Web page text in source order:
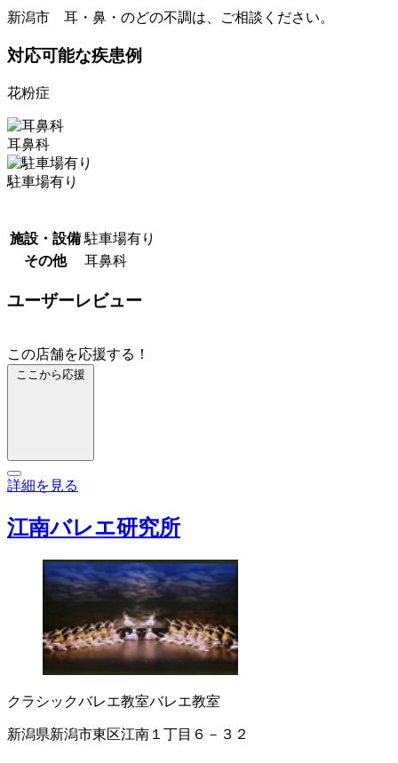
新潟市 耳・鼻・のどの不調は、ご相談ください。
対応可能な疾患例
花粉症
耳鼻科
駐車場有り
施設・設備 駐車場有り
その他
耳鼻科
ユーザーレビュー
この店舗を応援する！
ここから応援
詳細を見る
江南バレエ研究所
クラシックバレエ教室バレエ教室
新潟県新潟市東区江南１丁目６－３２